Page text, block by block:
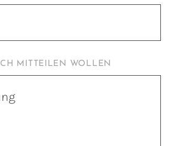
MITTEILEN WOLLEN